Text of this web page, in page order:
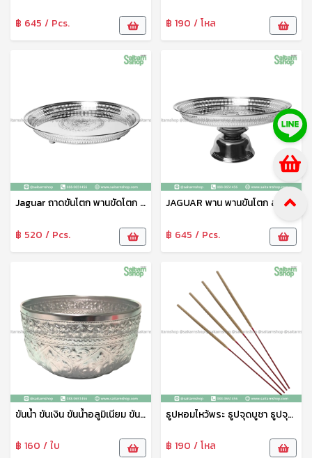
฿ 645 / Pcs. ฿ 190 / โหล
Jaguar ถาดขันโตก พานขัดโตก ถาดลายฉลุ พร้อมขา ขนาด 40 ซม สเตนเลส เหมาะสำหรับใช้ใส่อาหาร ผลไม้ต่างๆ ตราจากัวร์
฿ 520 / Pcs.
JAGUAR พาน พานขันโตก ลายฉลุ พานถวายพระ พานใส่ของ 40 ซม. เครื่องครัว สเตนเลส ตรา จากัวร์
฿ 645 / Pcs.
ขันน้ำ ขันเงิน ขันน้ำอลูมิเนียม ขันน้ำลายไทย ขันน้ำงานพิธี ขันน้ำสงกรานต์ 22 ซม. จระเข้
฿ 160 / ใบ
ธูปหอมไหว้พระ ธูปจุดบูชา ธูปจุดไหว้พระ ธูปหอม ธูปหอมไทย ควันน้อย จุดติดง่าย
฿ 190 / โหล